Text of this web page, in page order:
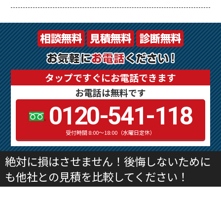
タップですぐにお電話できます
お電話は無料です
0120-541-118
受付時間 8:00～18:00（水曜日定休）
絶対に損はさせません！後悔しないために
も他社との見積を比較してください！